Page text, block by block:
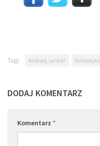
Tagi: Andrzej Janicki fantastyka
DODAJ KOMENTARZ
Komentarz *